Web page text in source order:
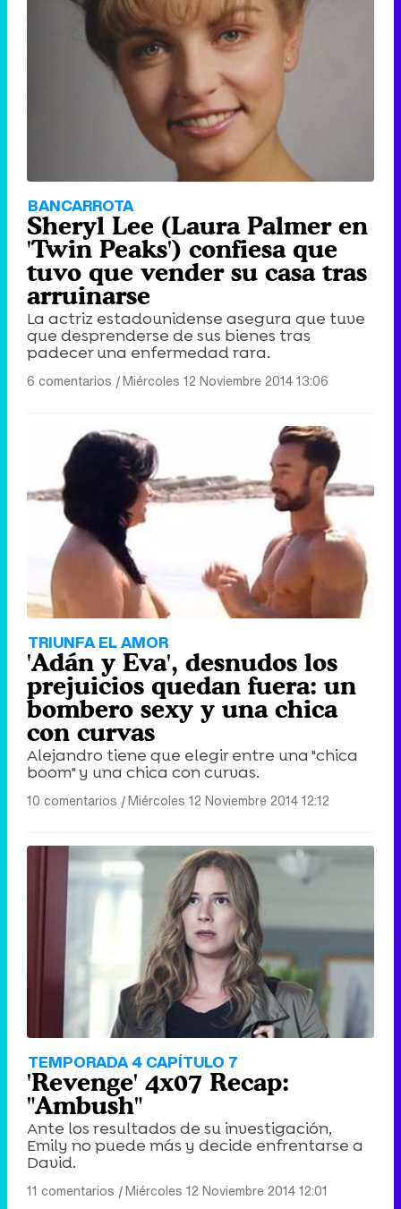
BANCARROTA
Sheryl Lee (Laura Palmer en
'Twin Peaks') confiesa que
tuvo que vender su casa tras
arruinarse
La actriz estadounidense asegura que tuve
que desprenderse de sus bienes tras
padecer una enfermedad rara.
6 comentarios |Miércoles 12 Noviembre 2014 13:06
TRIUNFA EL AMOR
'Adán y Eva', desnudos los
prejuicios quedan fuera: un
bombero sexy y una chica
con curvas
Alejandro tiene que elegir entre una "chica
boom" y una chica con curvas.
10 comentarios |Miércoles 12 Noviembre 2014 12:12
TEMPORADA 4 CAPÍTULO 7
'Revenge' 4x07 Recap:
"Ambush"
Ante los resultados de su investigación,
Emily no puede más y decide enfrentarse a
David.
11 comentarios |Miércoles 12 Noviembre 2014 12:01